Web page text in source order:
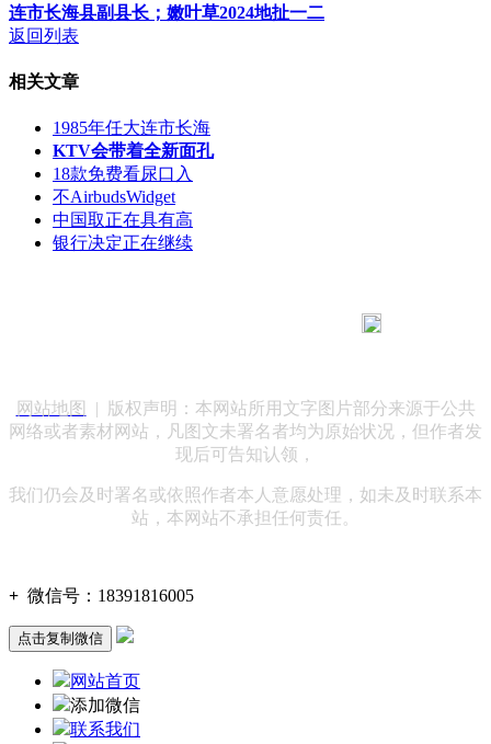
连市长海县副县长；嫩叶草2024地扯一二
返回列表
相关文章
1985年任大连市长海
KTV会带着全新面孔
18款免费看尿口入
不AirbudsWidget
中国取正在具有高
银行决定正在继续
网站地图
| 版权声明：本网站所用文字图片部分来源于公共
网络或者素材网站，凡图文未署名者均为原始状况，但作者发
现后可告知认领，
我们仍会及时署名或依照作者本人意愿处理，如未及时联系本
站，本网站不承担任何责任。
+ 微信号： 18391816005
点击复制微信
网站首页
添加微信
联系我们